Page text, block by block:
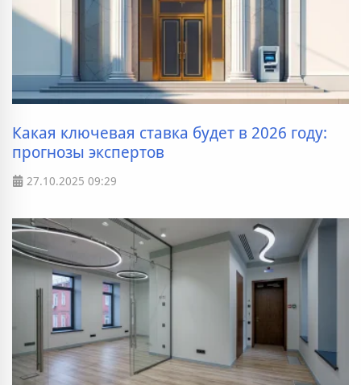
Какая ключевая ставка будет в 2026 году:
прогнозы экспертов
27.10.2025 09:29